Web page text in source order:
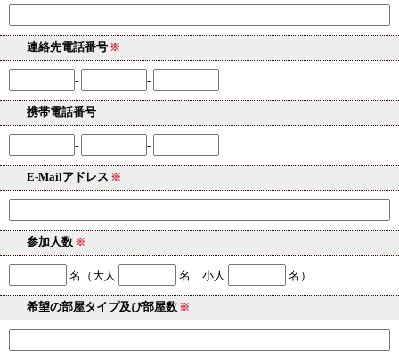
連絡先電話番号 ※
- -
携帯電話番号
- -
E-Mailアドレス ※
参加人数 ※
名（大人 名 小人 名）
希望の部屋タイプ及び部屋数 ※